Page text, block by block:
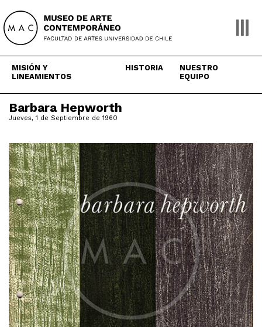
content
MISIÓN Y
LINEAMIENTOS
HISTORIA
NUESTRO
EQUIPO
Barbara Hepworth
Jueves, 1 de Septiembre de 1960